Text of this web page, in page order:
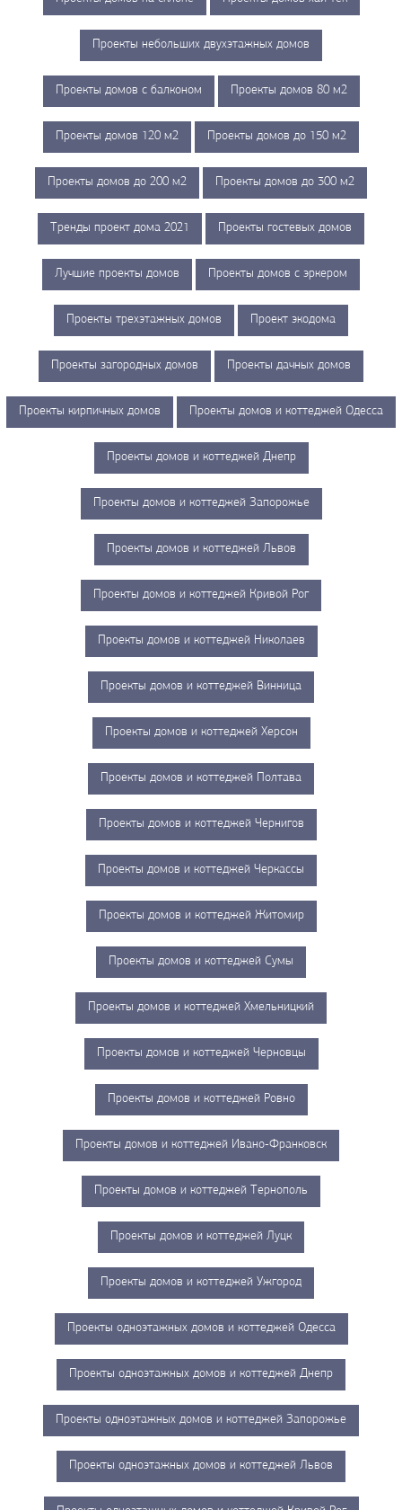
Проекты небольших двухэтажных домов
Проекты домов с балконом Проекты домов 80 м2
Проекты домов 120 м2 Проекты домов до 150 м2
Проекты домов до 200 м2 Проекты домов до 300 м2
Тренды проект дома 2021 Проекты гостевых домов
Лучшие проекты домов Проекты домов с эркером
Проекты трехэтажных домов Проект экодома
Проекты загородных домов Проекты дачных домов
Проекты кирпичных домов Проекты домов и коттеджей Одесса
Проекты домов и коттеджей Днепр
Проекты домов и коттеджей Запорожье
Проекты домов и коттеджей Львов
Проекты домов и коттеджей Кривой Рог
Проекты домов и коттеджей Николаев
Проекты домов и коттеджей Винница
Проекты домов и коттеджей Херсон
Проекты домов и коттеджей Полтава
Проекты домов и коттеджей Чернигов
Проекты домов и коттеджей Черкассы
Проекты домов и коттеджей Житомир
Проекты домов и коттеджей Сумы
Проекты домов и коттеджей Хмельницкий
Проекты домов и коттеджей Черновцы
Проекты домов и коттеджей Ровно
Проекты домов и коттеджей Ивано-Франковск
Проекты домов и коттеджей Тернополь
Проекты домов и коттеджей Луцк
Проекты домов и коттеджей Ужгород
Проекты одноэтажных домов и коттеджей Одесса
Проекты одноэтажных домов и коттеджей Днепр
Проекты одноэтажных домов и коттеджей Запорожье
Проекты одноэтажных домов и коттеджей Львов